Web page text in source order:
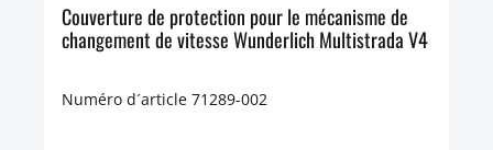
Couverture de protection pour le mécanisme de
changement de vitesse Wunderlich Multistrada V4
Numéro d´article 71289-002